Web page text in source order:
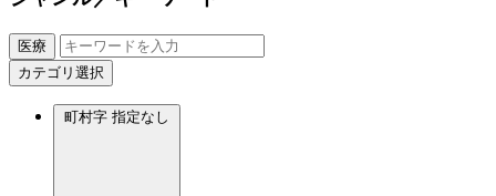
医療
カテゴリ選択
町村字 指定なし